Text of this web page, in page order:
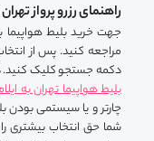
راهنمای رزرو پرواز
جهت خرید بلیط هواپیما
مراجعه کنید. پس از
دکمه جستجو کلیک کنید.
بلیط هواپیما تهران به
چارتر و یا سیستمی
شما حق انتخاب بیشتری